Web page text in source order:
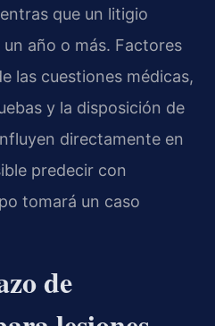
que un litigio
año o más. Factores
las cuestiones médicas,
y la disposición de
directamente en
predecir con
tomará un caso
de